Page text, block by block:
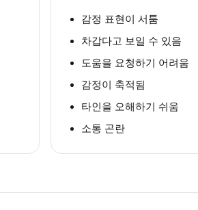
감정 표현이 서툼
차갑다고 보일 수 있음
도움을 요청하기 어려움
감정이 축적됨
타인을 오해하기 쉬움
소통 곤란